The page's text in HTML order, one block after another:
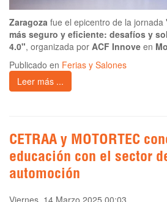
Zaragoza fue el epicentro de la jornada
más seguro y eficiente: desafíos y
4.0", organizada por ACF Innove en
Publicado en Ferias y Salones
Leer más ...
CETRAA y MOTORTEC
educación con el sector
automoción